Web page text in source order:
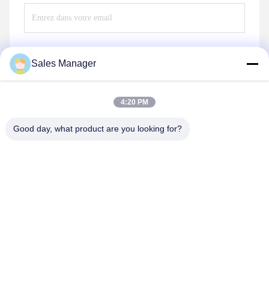
Sales Manager
4:20 PM
Good day, what product are you looking for?